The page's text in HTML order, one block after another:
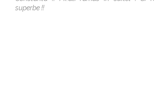
superbe !!